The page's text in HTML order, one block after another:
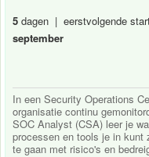
5 dagen | eerstvolgende
september
In een Security Operations
organisatie continu
SOC Analyst (CSA) leer je
processen en tools je in kunt
te gaan met risico's en